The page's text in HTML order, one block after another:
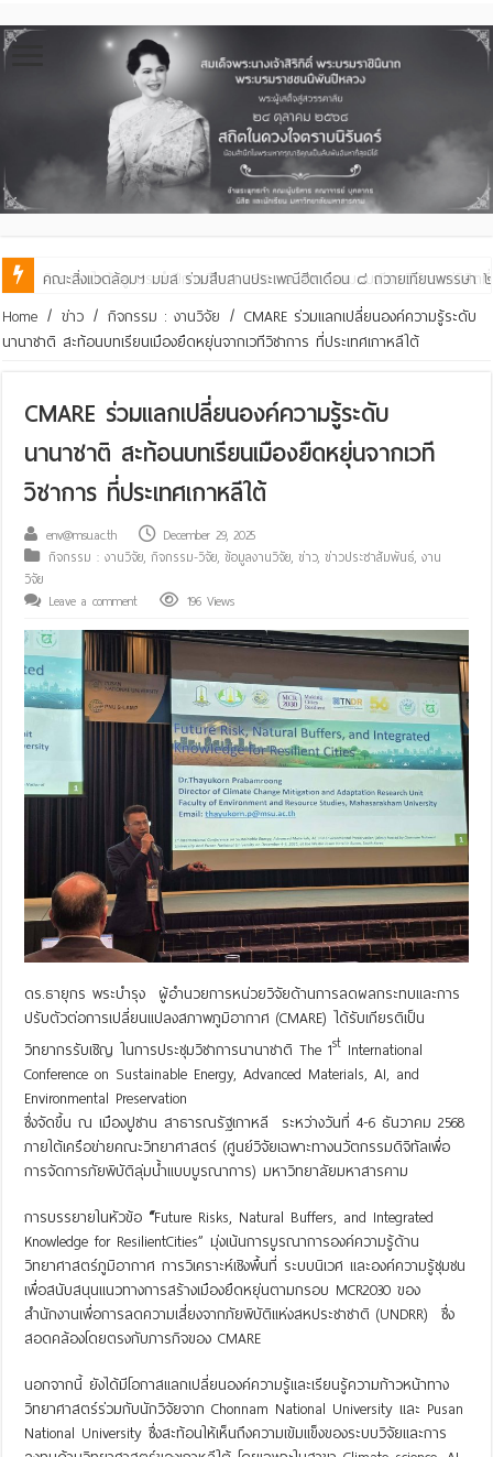
คณะสิ่งแวดล้อมฯ มมส ร่วมสืบสานประเพณีฮีตเดือน ๘ ถวายเทียนพรรษา ๒
Home / ข่าว / กิจกรรม : งานวิจัย / CMARE ร่วมแลกเปลี่ยนองค์ความรู้ระดับ
นานาชาติ สะท้อนบทเรียนเมืองยืดหยุ่นจากเวทีวิชาการ ที่ประเทศเกาหลีใต้
CMARE ร่วมแลกเปลี่ยนองค์ความรู้ระดับ
นานาชาติ สะท้อนบทเรียนเมืองยืดหยุ่นจากเวที
วิชาการ ที่ประเทศเกาหลีใต้
env@msu.ac.th
December 29, 2025
กิจกรรม : งานวิจัย,กิจกรรม-วิจัย,ข้อมูลงานวิจัย,ข่าว,ข่าวประชาสัมพันธ์,งาน
วิจัย
Leave a comment
196 Views
ดร.ธายุกร พระบำรุง ผู้อำนวยการหน่วยวิจัยด้านการลดผลกระทบและการ
ปรับตัวต่อการเปลี่ยนแปลงสภาพภูมิอากาศ (CMARE) ได้รับเกียรติเป็น
วิทยากรรับเชิญ ในการประชุมวิชาการนานาชาติ The 1st International
Conference on Sustainable Energy, Advanced Materials, AI, and
Environmental Preservation
ซึ่งจัดขึ้น ณ เมืองปูซาน สาธารณรัฐเกาหลี ระหว่างวันที่ 4-6 ธันวาคม 2568
ภายใต้เครือข่ายคณะวิทยาศาสตร์ (ศูนย์วิจัยเฉพาะทางนวัตกรรมดิจิทัลเพื่อ
การจัดการภัยพิบัติลุ่มน้ำแบบบูรณาการ) มหาวิทยาลัยมหาสารคาม
การบรรยายในหัวข้อ “Future Risks, Natural Buffers, and Integrated
Knowledge for ResilientCities” มุ่งเน้นการบูรณาการองค์ความรู้ด้าน
วิทยาศาสตร์ภูมิอากาศ การวิเคราะห์เชิงพื้นที่ ระบบนิเวศ และองค์ความรู้ชุมชน
เพื่อสนับสนุนแนวทางการสร้างเมืองยืดหยุ่นตามกรอบ MCR2030 ของ
สำนักงานเพื่อการลดความเสี่ยงจากภัยพิบัติแห่งสหประชาชาติ (UNDRR) ซึ่ง
สอดคล้องโดยตรงกับภารกิจของ CMARE
นอกจากนี้ ยังได้มีโอกาสแลกเปลี่ยนองค์ความรู้และเรียนรู้ความก้าวหน้าทาง
วิทยาศาสตร์ร่วมกับนักวิจัยจาก Chonnam National University และ Pusan
National University ซึ่งสะท้อนให้เห็นถึงความเข้มแข็งของระบบวิจัยและการ